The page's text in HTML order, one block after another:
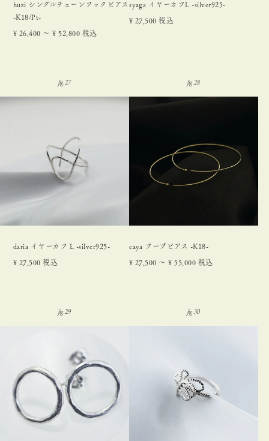
huzi シングルチェーンフックピアス
-K18/Pt-
¥ 26,400 〜 ¥ 52,800 税込
syaga イヤーカフL -silver925-
¥ 27,500 税込
daria イヤーカフ L -silver925-
¥ 27,500 税込
caya フープピアス -K18-
¥ 27,500 〜 ¥ 55,000 税込